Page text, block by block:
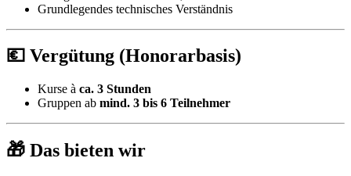
Grundlegendes technisches Verständnis
💶 Vergütung (Honorarbasis)
Kurse à ca. 3 Stunden
Gruppen ab mind. 3 bis 6 Teilnehmer
🎁 Das bieten wir